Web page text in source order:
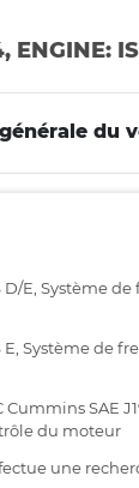
ENGINE:
du
D/E, Système
E, Système de
Cummins SAE
du moteur
une